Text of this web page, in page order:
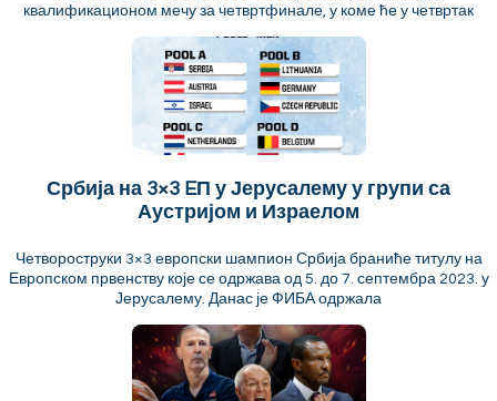
квалификационом мечу за четвртфинале, у коме ће у четвртак
Србија на 3×3 EП у Јерусалему у групи са
Аустријом и Израелом
Четвороструки 3×3 европски шампион Србија браниће титулу на
Европском првенству које се одржава од 5. до 7. септембра 2023. у
Јерусалему. Данас је ФИБА одржала